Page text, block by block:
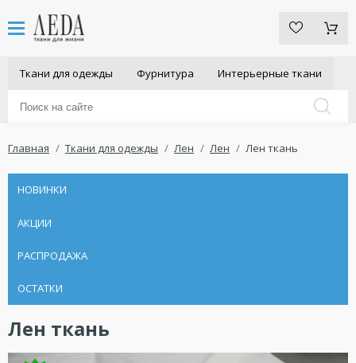
Ткани для одежды Фурнитура Интерьерные ткани
Главная Ткани для одежды Лен Лен Лен ткань
НОВИНКИ
АКЦИИ
РАСПРОДАЖА
ОСТАТКИ
Лен ткань